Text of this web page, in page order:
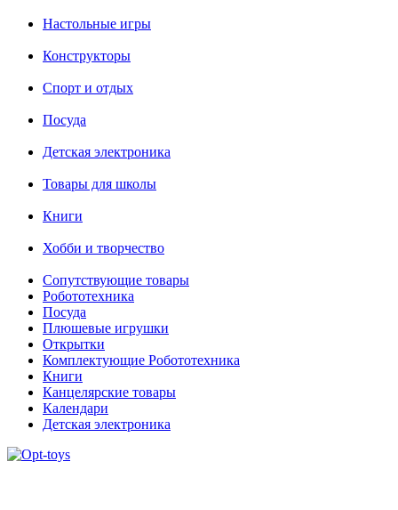
Настольные игры
Конструкторы
Спорт и отдых
Посуда
Детская электроника
Товары для школы
Книги
Хобби и творчество
Сопутствующие товары
Робототехника
Посуда
Плюшевые игрушки
Открытки
Комплектующие Робототехника
Книги
Канцелярские товары
Календари
Детская электроника